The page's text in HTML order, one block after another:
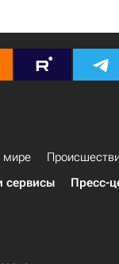
мире
сервисы Пресс-